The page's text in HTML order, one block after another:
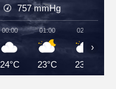
757mmHg
00:00
24°C
01:00
23°C
02:00
23°C
›